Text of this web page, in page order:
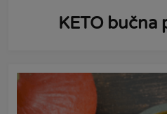
KETO bučna